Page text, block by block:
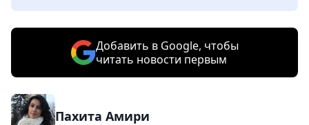
Добавить в Google, чтобы
читать новости первым
Пахита Амири